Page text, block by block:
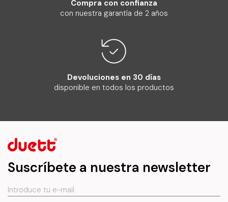
Compra con confianza
con nuestra garantía de 2 años
Devoluciones en 30 días
disponible en todos los productos
Suscríbete a nuestra newsletter